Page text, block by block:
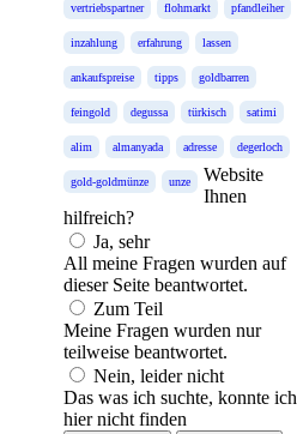
vertriebspartner flohmarkt pfandleiher
inzahlung erfahrung lassen
ankaufspreise tipps goldbarren
feingold degussa türkisch satimi
alim almanyada adresse degerloch
gold-goldmünze unze
Website
Ihnen
hilfreich?
Ja, sehr
All meine Fragen wurden auf
dieser Seite beantwortet.
Zum Teil
Meine Fragen wurden nur
teilweise beantwortet.
Nein, leider nicht
Das was ich suchte, konnte ich
hier nicht finden